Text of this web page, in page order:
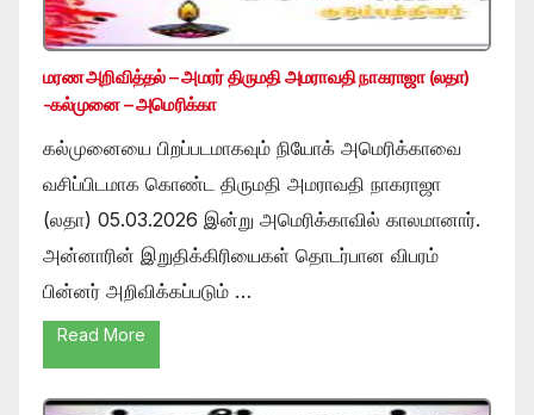
மரண அறிவித்தல் – அமரர் திருமதி அமராவதி நாகராஜா (லதா)
-கல்முனை – அமெரிக்கா
கல்முனையை பிறப்படமாகவும் நியோக் அமெரிக்காவை
வசிப்பிடமாக கொண்ட திருமதி அமராவதி நாகராஜா
(லதா) 05.03.2026 இன்று அமெரிக்காவில் காலமானார்.
அன்னாரின் இறுதிக்கிரியைகள் தொடர்பான விபரம்
பின்னர் அறிவிக்கப்படும் …
Read More